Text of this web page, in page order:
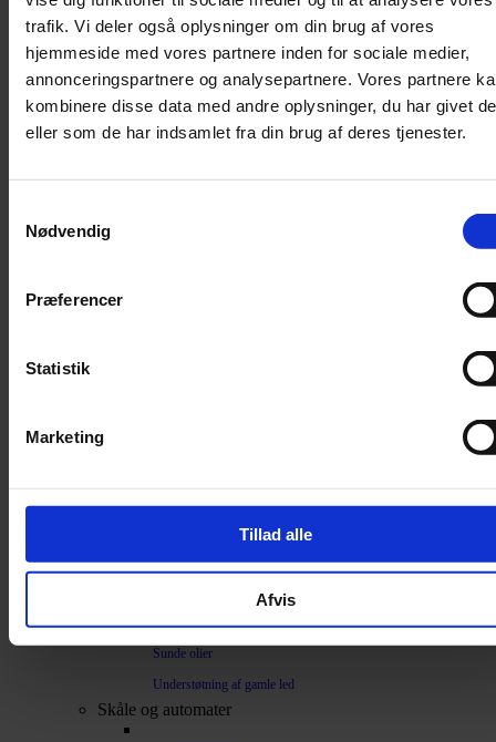
trafik. Vi deler også oplysninger om din brug af vores
hjemmeside med vores partnere inden for sociale medier,
annonceringspartnere og analysepartnere. Vores partnere
kombinere disse data med andre oplysninger, du har givet
eller som de har indsamlet fra din brug af deres tjenester.
Nødvendig
Præferencer
Statistik
Marketing
Tillad alle
Afvis
Kattetoilet
Selvrensende toilet
Sandmåtter
Grusskovl
Luftrenser / Lugtfjerner
Trimning
Kattemalt
Mælkeerstatning
Sunde olier
Understøtning af gamle led
Skåle og automater